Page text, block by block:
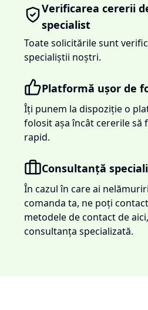
Verificarea cererii
specialist
Toate solicitările sunt
specialiștii noștri.
Platformă ușor de
Îți punem la dispoziție o
folosit așa încât cererile să
rapid.
Consultanță
În cazul în care ai
comanda ta, ne poți
metodele de contact de
consultanța specializată.